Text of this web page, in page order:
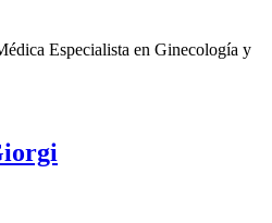
Especialista en Ginecología y